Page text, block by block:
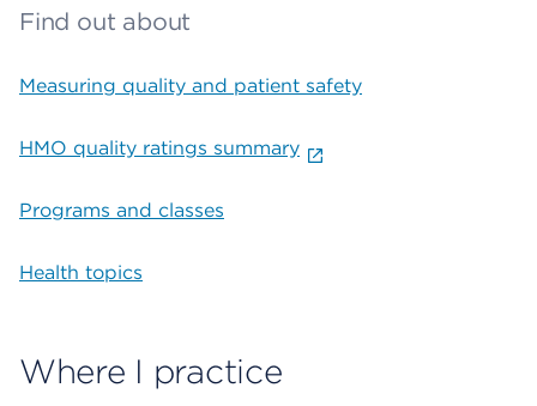
Find out about
Measuring quality and patient safety
HMO quality ratings summary
Programs and classes
Health topics
Where I practice